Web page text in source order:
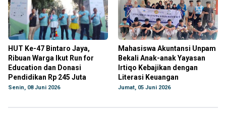
HUT Ke-47 Bintaro Jaya,
Ribuan Warga Ikut Run for
Education dan Donasi
Pendidikan Rp 245 Juta
Senin, 08 Juni 2026
Mahasiswa Akuntansi Unpam
Bekali Anak-anak Yayasan
Irtiqo Kebajikan dengan
Literasi Keuangan
Jumat, 05 Juni 2026